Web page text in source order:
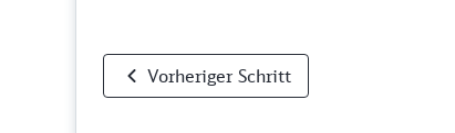
Vorheriger Schritt